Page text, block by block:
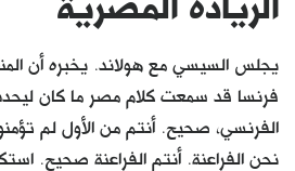
إفتتاحية
فكرة
يجلس السيسي مع هولاند. يخبره أن
فرنسا قد سمعت كلام مصر ما كان
الفرنسي، صحيح. أنتم من الأول لم
نحن الفراعنة. أنتم الفراعنة صحيح.